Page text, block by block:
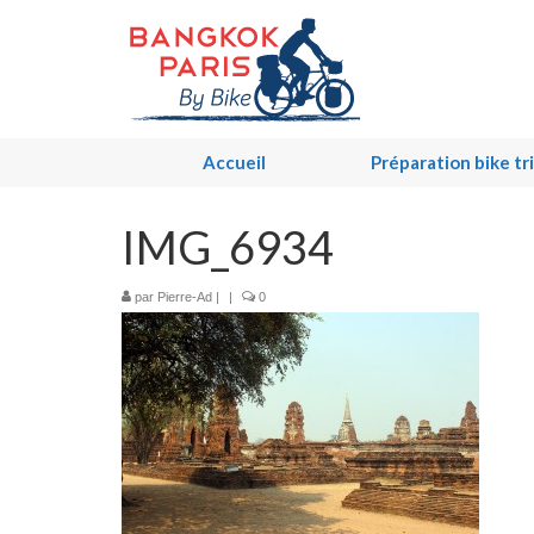
Accueil Préparation bike
IMG_6934
par Pierre-Ad | | 0